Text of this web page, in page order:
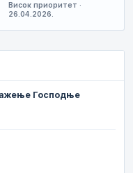
Висок приоритет ·
26.04.2026.
Господње